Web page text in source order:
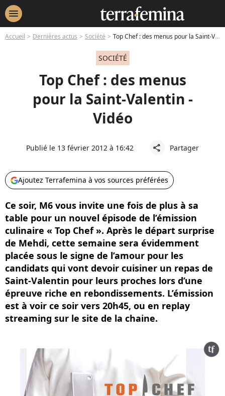
menu
Accueil Dernières actus Société Top Chef : des menus pour la Saint-Valentin - Vidéo
SOCIÉTÉ
Top Chef : des menus
pour la Saint-Valentin -
Vidéo
Publié le 13 février 2012 à 16:42 share Partager
Ajoutez Terrafemina à vos sources préférées
Ce soir, M6 vous invite une fois de plus à sa
table pour un nouvel épisode de l’émission
culinaire « Top Chef ». Après le départ surprise
de Mehdi, cette semaine sera évidemment
placée sous le signe de l’amour pour les
candidats qui vont devoir cuisiner un repas de
Saint-Valentin pour leurs proches lors d’une
épreuve riche en rebondissements. L’émission
est à voir ce soir vers 20h45, ou en replay
streaming sur le site de la chaine.